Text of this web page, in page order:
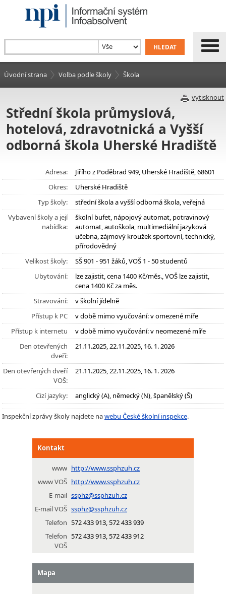
Úvodní strana Volba podle školy Škola
vytisknout
Střední škola průmyslová,
hotelová, zdravotnická a Vyšší
odborná škola Uherské Hradiště
Adresa:
Jiřího z Poděbrad 949, Uherské Hradiště, 68601
Okres:
Uherské Hradiště
Typ školy:
střední škola a vyšší odborná škola, veřejná
Vybavení školy a její
nabídka:
školní bufet, nápojový automat, potravinový
automat, autoškola, multimediální jazyková
učebna, zájmový kroužek sportovní, technický,
přírodovědný
Velikost školy:
SŠ 901 - 951 žáků, VOŠ 1 - 50 studentů
Ubytování:
lze zajistit, cena 1400 Kč/měs., VOŠ lze zajistit,
cena 1400 Kč za měs.
Stravování:
v školní jídelně
Přístup k PC
v době mimo vyučování: v omezené míře
Přístup k internetu
v době mimo vyučování: v neomezené míře
Den otevřených
dveří:
21.11.2025, 22.11.2025, 16. 1. 2026
Den otevřených dveří
VOŠ:
21.11.2025, 22.11.2025, 16. 1. 2026
Cizí jazyky: anglický (A), německý (N), španělský (Š)
Inspekční zprávy školy najdete nawebu České školní inspekce.
Kontakt
www http://www.ssphzuh.cz
www VOŠ http://www.ssphzuh.cz
E-mail ssphz@ssphzuh.cz
E-mail VOŠ ssphz@ssphzuh.cz
Telefon 572 433 913, 572 433 939
Telefon
VOŠ
572 433 913, 572 433 912
Mapa